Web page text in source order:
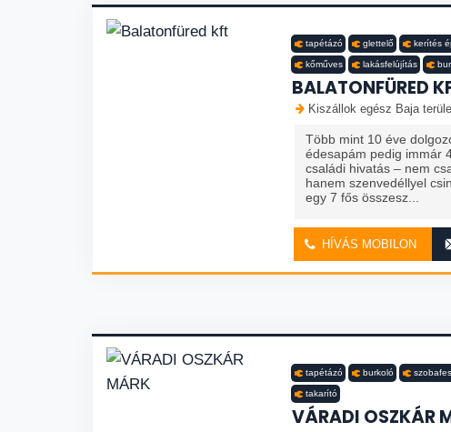
tapétázó glettelő kerítés
kőműves lakásfelújítás
BALATONFÜRED
Kiszállok egész Baja
Több mint 10 éve
édesapám pedig immár
családi hivatás – nem
hanem szenvedéllyel
egy 7 fős összesz...
HÍVÁS MOBILON
tapétázó burkoló
takarító
VÁRADI OSZKÁR